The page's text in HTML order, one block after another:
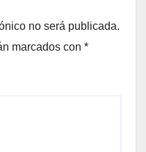
no será publicada.
marcados con *